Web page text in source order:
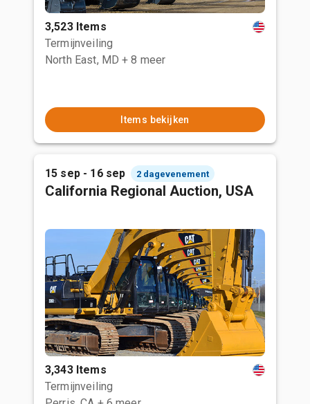
3,523 Items
Termijnveiling
North East, MD + 8 meer
Items bekijken
15 sep - 16 sep 2 dagevenement
California Regional Auction, USA
3,343 Items
Termijnveiling